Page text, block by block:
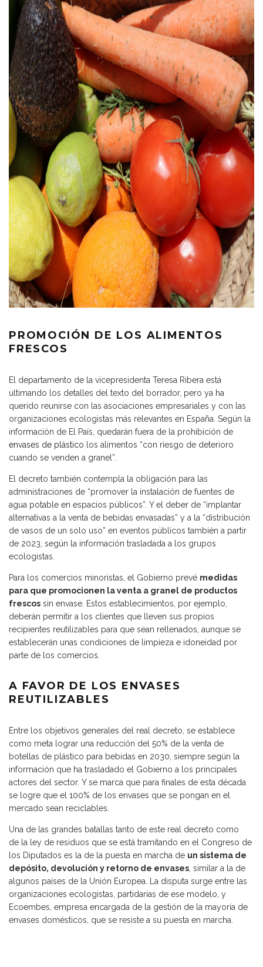
PROMOCIÓN DE LOS ALIMENTOS
FRESCOS
El departamento de la vicepresidenta Teresa Ribera está
ultimando los detalles del texto del borrador, pero ya ha
querido reunirse con las asociaciones empresariales y con las
organizaciones ecologistas más relevantes en España. Según la
información de El País, quedarán fuera de la prohibición de
envases de plástico los alimentos “con riesgo de deterioro
cuando se venden a granel”.
El decreto también contempla la obligación para las
administraciones de “promover la instalación de fuentes de
agua potable en espacios públicos”. Y el deber de “implantar
alternativas a la venta de bebidas envasadas” y a la “distribución
de vasos de un solo uso” en eventos públicos también a partir
de 2023, según la información trasladada a los grupos
ecologistas.
Para los comercios minoristas, el Gobierno prevé medidas
para que promocionen la venta a granel de productos
frescos sin envase. Estos establecimientos, por ejemplo,
deberán permitir a los clientes que lleven sus propios
recipientes reutilizables para que sean rellenados, aunque se
establecerán unas condiciones de limpieza e idoneidad por
parte de los comercios.
A FAVOR DE LOS ENVASES
REUTILIZABLES
Entre los objetivos generales del real decreto, se establece
como meta lograr una reducción del 50% de la venta de
botellas de plástico para bebidas en 2030, siempre según la
información que ha trasladado el Gobierno a los principales
actores del sector. Y se marca que para finales de esta década
se logre que el 100% de los envases que se pongan en el
mercado sean reciclables.
Una de las grandes batallas tanto de este real decreto como
de la ley de residuos que se está tramitando en el Congreso de
los Diputados es la de la puesta en marcha de un sistema de
depósito, devolución y retorno de envases, similar a la de
algunos países de la Unión Europea. La disputa surge entre las
organizaciones ecologistas, partidarias de ese modelo, y
Ecoembes, empresa encargada de la gestión de la mayoría de
envases domésticos, que se resiste a su puesta en marcha.